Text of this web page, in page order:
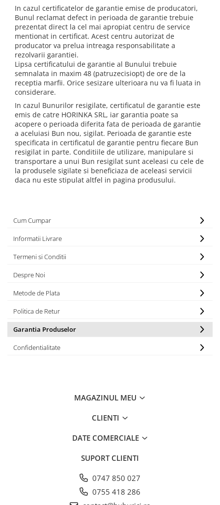
In cazul certificatelor de garantie emise de producatori,
Bunul reclamat defect in perioada de garantie trebuie
prezentat direct la cel mai apropiat centru de service
mentionat in certificat. Acest centru autorizat de
producator va prelua intreaga responsabilitate a
rezolvarii garantiei.
Lipsa certificatului de garantie al Bunului trebuie
semnalata in maxim 48 (patruzecisiopt) de ore de la
receptia marfii. Orice sesizare ulterioara nu va fi luata in
considerare.
In cazul Bunurilor resigilate, certificatul de garantie este
emis de catre HORINKA SRL, iar garantia poate sa
acopere o perioada diferita fata de perioada de garantie
a aceluiasi Bun nou, sigilat. Perioada de garantie este
specificata in certificatul de garantie pentru fiecare Bun
resigilat in parte. Conditiile de utilizare, manipulare si
transportare a unui Bun resigilat sunt aceleasi cu cele de
la produsele sigilate si beneficiaza de aceleasi servicii
daca nu este stipulat altfel in pagina produsului.
Cum Cumpar
Informatii Livrare
Termeni si Conditii
Despre Noi
Metode de Plata
Politica de Retur
Garantia Produselor
Confidentialitate
MAGAZINUL MEU
CLIENTI
DATE COMERCIALE
SUPORT CLIENTI
0747 850 027
0755 418 286